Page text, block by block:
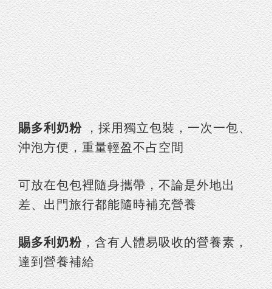
賜多利奶粉，採用獨立包裝，一次一包、
沖泡方便，重量輕盈不占空間
可放在包包裡隨身攜帶，不論是外地出
差、出門旅行都能隨時補充營養
賜多利奶粉，含有人體易吸收的營養素，
達到營養補給